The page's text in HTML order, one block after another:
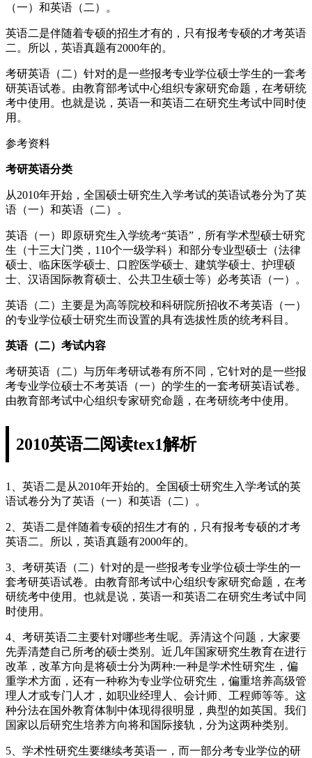
（一）和英语（二）。
英语二是伴随着专硕的招生才有的，只有报考专硕的才考英语
二。所以，英语真题有2000年的。
考研英语（二）针对的是一些报考专业学位硕士学生的一套考
研英语试卷。由教育部考试中心组织专家研究命题，在考研统
考中使用。也就是说，英语一和英语二在研究生考试中同时使
用。
参考资料
考研英语分类
从2010年开始，全国硕士研究生入学考试的英语试卷分为了英
语（一）和英语（二）。
英语（一）即原研究生入学统考“英语”，所有学术型硕士研究
生（十三大门类，110个一级学科）和部分专业型硕士（法律
硕士、临床医学硕士、口腔医学硕士、建筑学硕士、护理硕
士、汉语国际教育硕士、公共卫生硕士等）必考英语（一）。
英语（二）主要是为高等院校和科研院所招收不考英语（一）
的专业学位硕士研究生而设置的具有选拔性质的统考科目。
英语（二）考试内容
考研英语（二）与历年考研试卷有所不同，它针对的是一些报
考专业学位硕士不考英语（一）的学生的一套考研英语试卷。
由教育部考试中心组织专家研究命题，在考研统考中使用。
2010英语二阅读tex1解析
1、英语二是从2010年开始的。全国硕士研究生入学考试的英
语试卷分为了英语（一）和英语（二）。
2、英语二是伴随着专硕的招生才有的，只有报考专硕的才考
英语二。所以，英语真题有2000年的。
3、考研英语（二）针对的是一些报考专业学位硕士学生的一
套考研英语试卷。由教育部考试中心组织专家研究命题，在考
研统考中使用。也就是说，英语一和英语二在研究生考试中同
时使用。
4、考研英语二主要针对哪些考生呢。弄清这个问题，大家要
先弄清楚自己所考的硕士类别。近几年国家研究生教育在进行
改革，改革方向是将硕士分为两种:一种是学术性研究生，偏
重学术方面，还有一种称为专业学位研究生，偏重培养高级管
理人才或专门人才，如职业经理人、会计师、工程师等等。这
种分法在国外教育体制中体现得很明显，典型的如英国。我们
国家以后研究生培养方向将和国际接轨，分为这两种类别。
5、学术性研究生要继续考英语一，而一部分考专业学位的研